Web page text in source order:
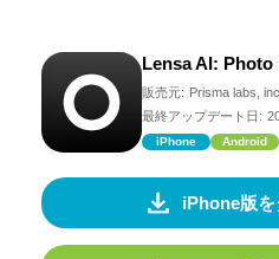
Lensa AI:
販売元: Prisma labs, inc.
最終アップデート日:
iPhone Android
iPhone版